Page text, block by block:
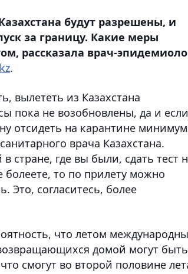
будут разрешены, и
за границу. Какие меры
рассказала врач-
.
вылететь из Казахстана
пока не возобновлены, да и если
отсидеть на карантине
врача Казахстана.
стране, где вы были, сдать тест
то по прилету можно
Это, согласитесь, более
что летом
домой могут быть
смогут во второй половине